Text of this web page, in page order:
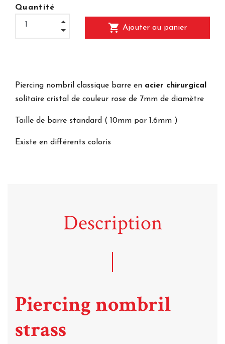
Quantité
shopping_cart Ajouter au panier
Piercing nombril classique barre en acier chirurgical
solitaire cristal de couleur rose de 7mm de diamètre
Taille de barre standard ( 10mm par 1.6mm )
Existe en différents coloris
Description
Piercing nombril
strass